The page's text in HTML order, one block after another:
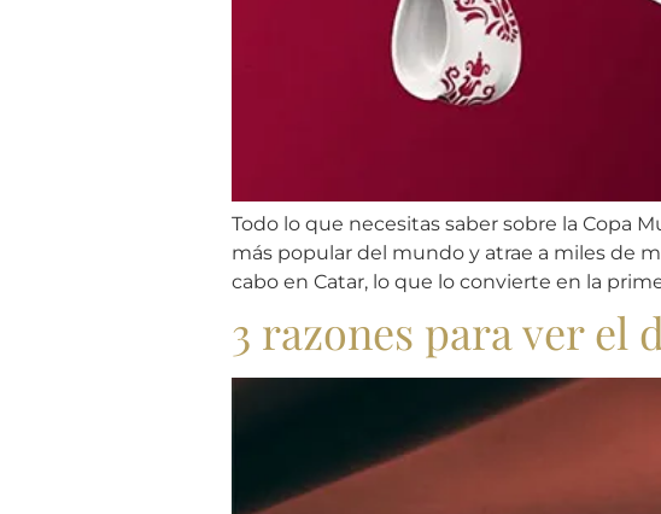
Todo lo que necesitas saber sobre la Copa
más popular del mundo y atrae a miles de
cabo en Catar, lo que lo convierte en la
3 razones para ver el